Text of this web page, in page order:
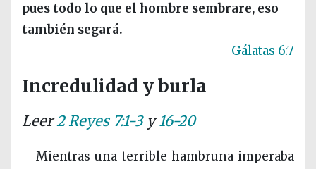
pues todo lo que el hombre sembrare, eso
también segará.
Gálatas 6:7
Incredulidad y burla
Leer2 Reyes 7:1-3y16-20
Mientras una terrible hambruna imperaba